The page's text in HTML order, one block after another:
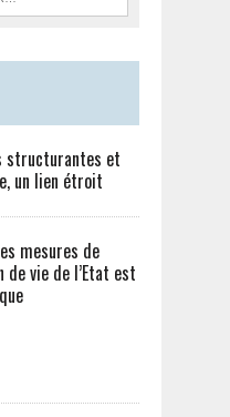
structurantes et
un lien étroit
mesures de
vie de l’Etat est